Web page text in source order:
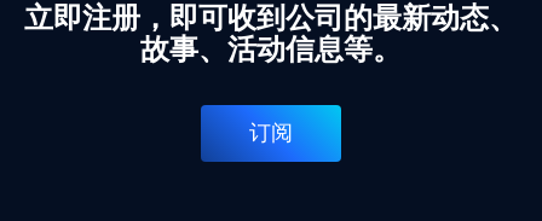
立即注册，即可收到公司的最新动态、
故事、活动信息等。
订阅